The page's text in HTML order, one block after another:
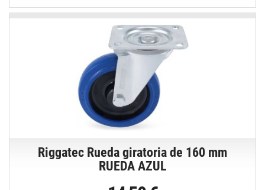
Riggatec Rueda giratoria de 160 mm
RUEDA AZUL